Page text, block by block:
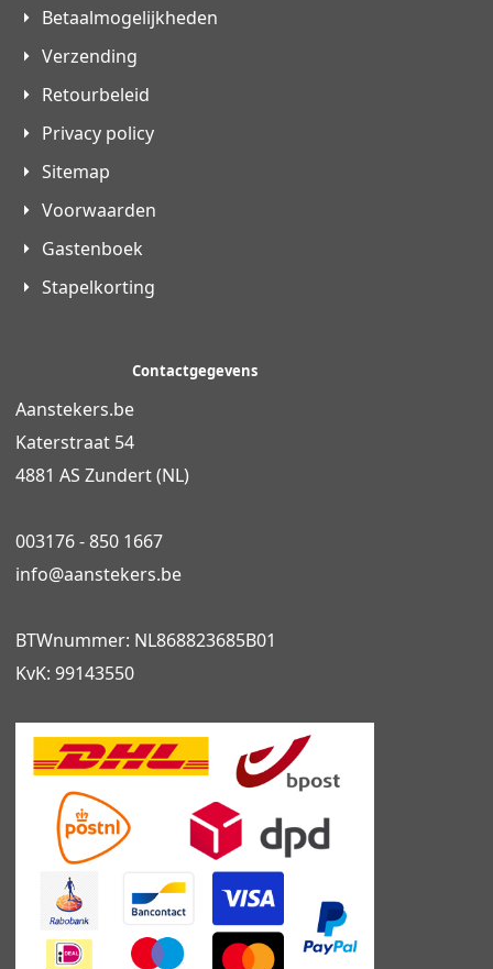
Betaalmogelijkheden
Verzending
Retourbeleid
Privacy policy
Sitemap
Voorwaarden
Gastenboek
Stapelkorting
Contactgegevens
Aanstekers.be
Katerstraat 54
4881 AS Zundert (NL)
003176 - 850 1667
info@aanstekers.be
BTWnummer: NL868823685B01
KvK: 99143550